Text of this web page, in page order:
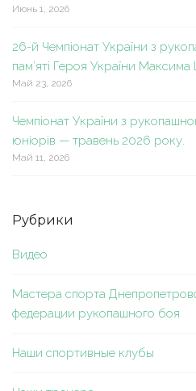
Июнь 1, 2026
26-й Чемпіонат України з
пам’яті Героя України
Май 23, 2026
Чемпіонат України з
юніорів — травень 2026 року.
Май 11, 2026
Рубрики
Видео
Мастера спорта
федерации рукопашного боя
Наши спортивные клубы